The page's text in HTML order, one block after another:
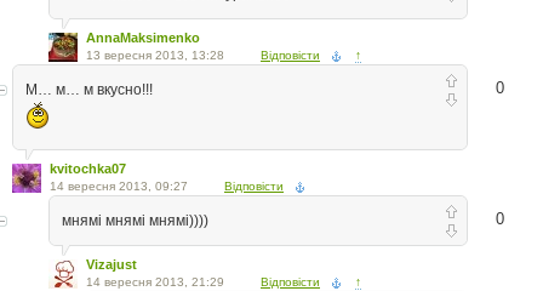
AnnaMaksimenko
13 вересня 2013, 13:28 Відповісти ↑
0
М… м… м вкусно!!!
kvitochka07
14 вересня 2013, 09:27 Відповісти
0
мнямі мнямі мнямі))))
Vizajust
14 вересня 2013, 21:29 Відповісти ↑